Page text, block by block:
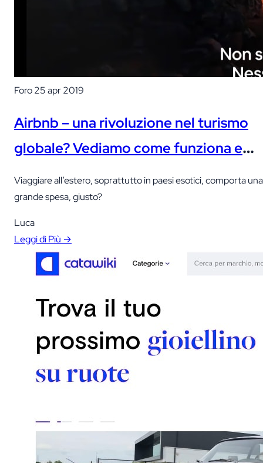
Foro25 apr 2019
Airbnb – una rivoluzione nel turismo
globale? Vediamo come funziona e
confrontiamo le opinioni
Viaggiare all’estero, soprattutto in paesi esotici, comporta una
grande spesa, giusto?
Luca
Leggi di Più →